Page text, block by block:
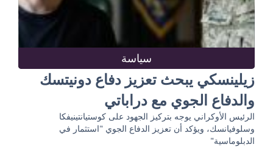
سياسة
زيلينسكي يبحث تعزيز دفاع دونيتسك
والدفاع الجوي مع دراباتي
الرئيس الأوكراني يوجه بتركيز الجهود على كوستيانتينيفكا
وسلوفيانسك، ويؤكد أن تعزيز الدفاع الجوي "استثمار في
الدبلوماسية"